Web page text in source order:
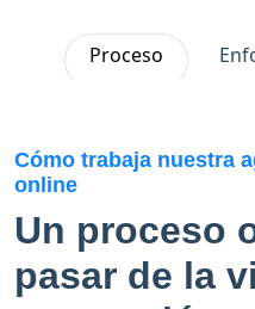
Proceso
Cómo trabaja nuestra
online
Un proceso
pasar de la